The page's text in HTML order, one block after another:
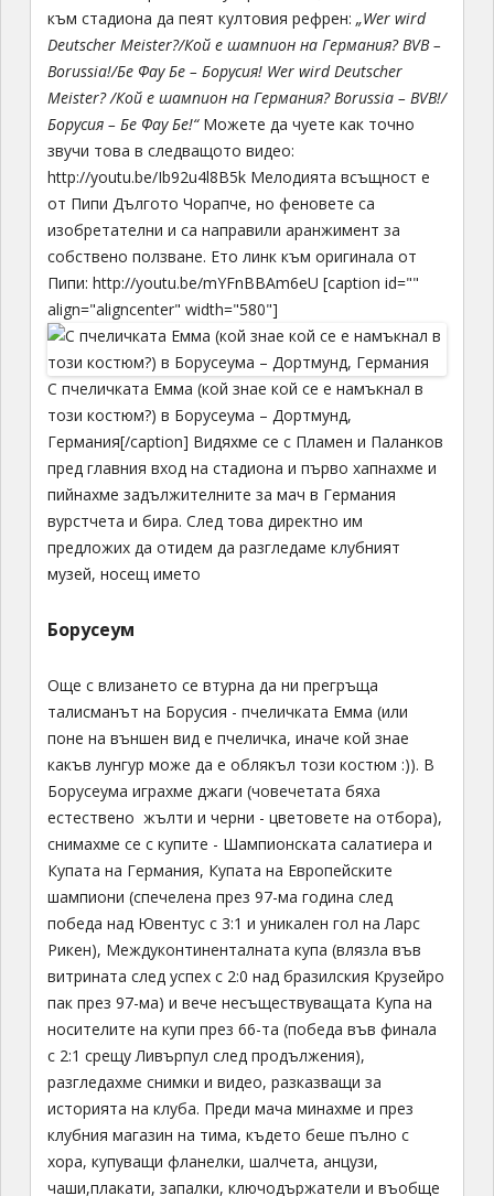
към стадиона да пеят култовия рефрен: „Wer wird
Deutscher Meister?/Кой е шампион на Германия? BVB –
Borussia!/Бе Фау Бе – Борусия! Wer wird Deutscher
Meister? /Кой е шампион на Германия? Borussia – BVB!/
Борусия – Бе Фау Бе!“Можете да чуете как точно
звучи това в следващото видео:
http://youtu.be/Ib92u4l8B5k Мелодията всъщност е
от Пипи Дългото Чорапче, но феновете са
изобретателни и са направили аранжимент за
собствено ползване. Ето линк към оригинала от
Пипи: http://youtu.be/mYFnBBAm6eU [caption id=""
align="aligncenter" width="580"]
С пчеличката Емма (кой знае кой се е намъкнал в
този костюм?) в Борусеума – Дортмунд,
Германия[/caption] Видяхме се с Пламен и Паланков
пред главния вход на стадиона и първо хапнахме и
пийнахме задължителните за мач в Германия
вурстчета и бира. След това директно им
предложих да отидем да разгледаме клубният
музей, носещ името
Борусеум
Още с влизането се втурна да ни прегръща
талисманът на Борусия - пчеличката Емма (или
поне на външен вид е пчеличка, иначе кой знае
какъв лунгур може да е облякъл този костюм :)). В
Борусеума играхме джаги (човечетата бяха
естествено жълти и черни - цветовете на отбора),
снимахме се с купите - Шампионската салатиера и
Купата на Германия, Купата на Европейските
шампиони (спечелена през 97-ма година след
победа над Ювентус с 3:1 и уникален гол на Ларс
Рикен), Междуконтиненталната купа (влязла във
витрината след успех с 2:0 над бразилския Крузейро
пак през 97-ма) и вече несъществуващата Купа на
носителите на купи през 66-та (победа във финала
с 2:1 срещу Ливърпул след продължения),
разгледахме снимки и видео, разказващи за
историята на клуба. Преди мача минахме и през
клубния магазин на тима, където беше пълно с
хора, купуващи фланелки, шалчета, анцузи,
чаши,плакати, запалки, ключодържатели и въобще